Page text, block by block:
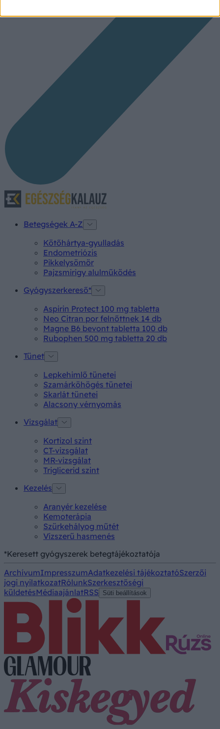
Betegségek A-Z
Kötőhártya-gyulladás
Endometriózis
Pikkelysömör
Pajzsmirigy alulműködés
Gyógyszerkereső*
Aspirin Protect 100 mg tabletta
Neo Citran por felnőttnek 14 db
Magne B6 bevont tabletta 100 db
Rubophen 500 mg tabletta 20 db
Tünet
Lepkehimlő tünetei
Szamárköhögés tünetei
Skarlát tünetei
Alacsony vérnyomás
Vizsgálat
Kortizol szint
CT-vizsgálat
MR-vizsgálat
Triglicerid szint
Kezelés
Aranyér kezelése
Kemoterápia
Szürkehályog műtét
Vízszerű hasmenés
*Keresett gyógyszerek betegtájékoztatója
ArchívumImpresszumAdatkezelési tájékoztatóSzerzői
jogi nyilatkozatRólunkSzerkesztőségi
küldetésMédiaajánlatRSS Süti beállítások